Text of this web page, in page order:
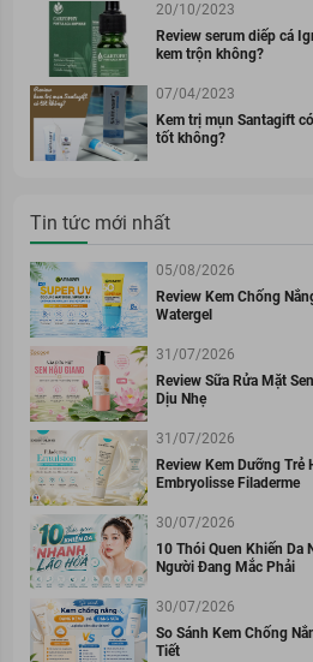
20/10/2023
Review serum diếp cá
kem trộn không?
07/04/2023
Kem trị mụn Santagift
tốt không?
Tin tức mới nhất
05/08/2026
Review Kem Chống
Watergel
31/07/2026
Review Sữa Rửa Mặt
Dịu Nhẹ
31/07/2026
Review Kem Dưỡng Trẻ
Embryolisse Filaderme
30/07/2026
10 Thói Quen Khiến Da
Người Đang Mắc Phải
30/07/2026
So Sánh Kem Chống
Tiết